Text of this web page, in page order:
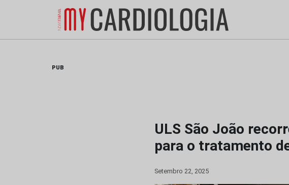
PUB
ULS São João
para o tratamento
Setembro 22, 2025